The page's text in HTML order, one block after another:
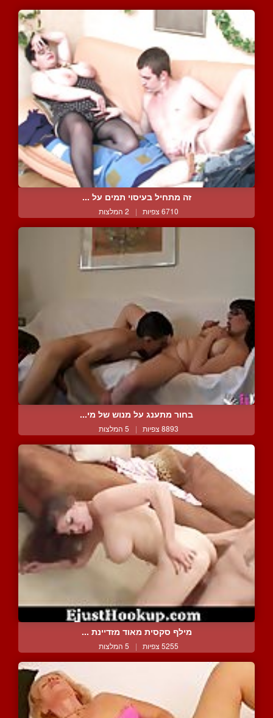
זה מתחיל בעיסוי תמים על ...
6710 צפיות | 2 המלצות
בחור מתענג על מנוש של מי...
8893 צפיות | 5 המלצות
מילף סקסית מאוד מזדיינת ...
5255 צפיות | 5 המלצות